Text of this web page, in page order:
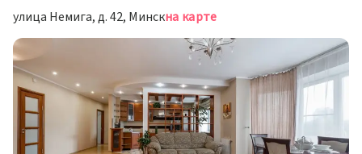
улица Немига, д. 42, Минскна карте